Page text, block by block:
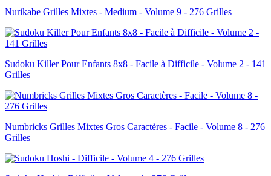
Nurikabe Grilles Mixtes - Medium - Volume 9 - 276 Grilles
Sudoku Killer Pour Enfants 8x8 - Facile à Difficile - Volume 2 - 141
Grilles
Numbricks Grilles Mixtes Gros Caractères - Facile - Volume 8 - 276
Grilles